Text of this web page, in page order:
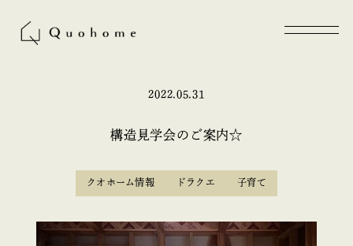
2022.05.31
構造見学会のご案内☆
クオホーム情報 ドラクエ 子育て